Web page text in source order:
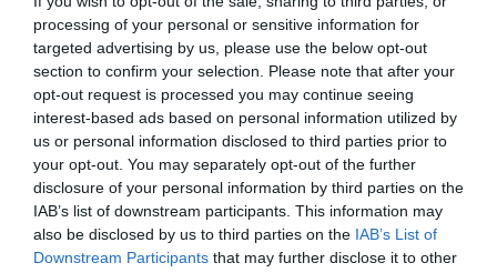
processing of your personal or sensitive information for
targeted advertising by us, please use the below opt-out
section to confirm your selection. Please note that after your
opt-out request is processed you may continue seeing
interest-based ads based on personal information utilized by
us or personal information disclosed to third parties prior to
your opt-out. You may separately opt-out of the further
disclosure of your personal information by third parties on the
IAB’s list of downstream participants. This information may
also be disclosed by us to third parties on the IAB’s List of
Downstream Participants that may further disclose it to other